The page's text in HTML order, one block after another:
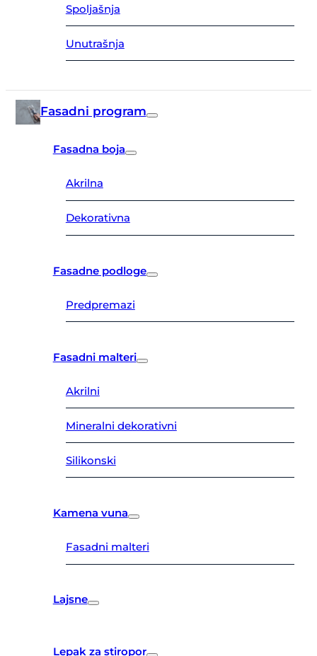
Spoljašnja
Unutrašnja
Fasadni program
Fasadna boja
Akrilna
Dekorativna
Fasadne podloge
Predpremazi
Fasadni malteri
Akrilni
Mineralni dekorativni
Silikonski
Kamena vuna
Fasadni malteri
Lajsne
Lepak za stiropor